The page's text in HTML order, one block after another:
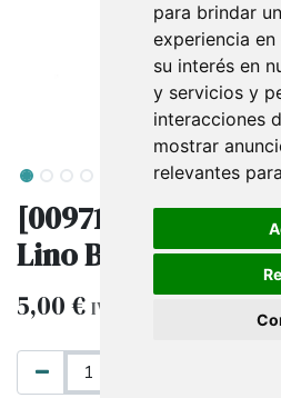
para brindar
experiencia
su interés en
y servicios y
interacciones
mostrar
relevantes
[009711] Expositor
Lino Beige
5,00€ IVA excluido